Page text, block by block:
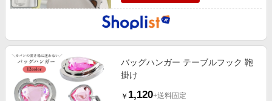
バッグハンガー テーブルフック 鞄
掛け
￥ 1,120+送料固定